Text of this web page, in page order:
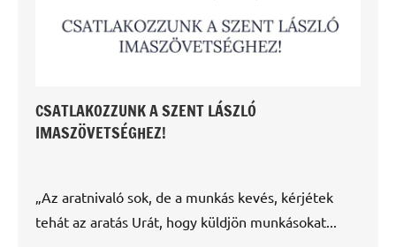
CSATLAKOZZUNK A SZENT LÁSZLÓ
IMASZÖVETSÉGHEZ!
„Az aratnivaló sok, de a munkás kevés, kérjétek
tehát az aratás Urát, hogy küldjön munkásokat...